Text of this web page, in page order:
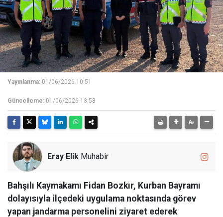
Yayınlanma: 01/06/2026 10:51
Güncelleme: 01/06/2026 13:58
Eray Elik Muhabir
Bahşılı Kaymakamı Fidan Bozkır, Kurban Bayramı
dolayısıyla ilçedeki uygulama noktasında görev
yapan jandarma personelini ziyaret ederek